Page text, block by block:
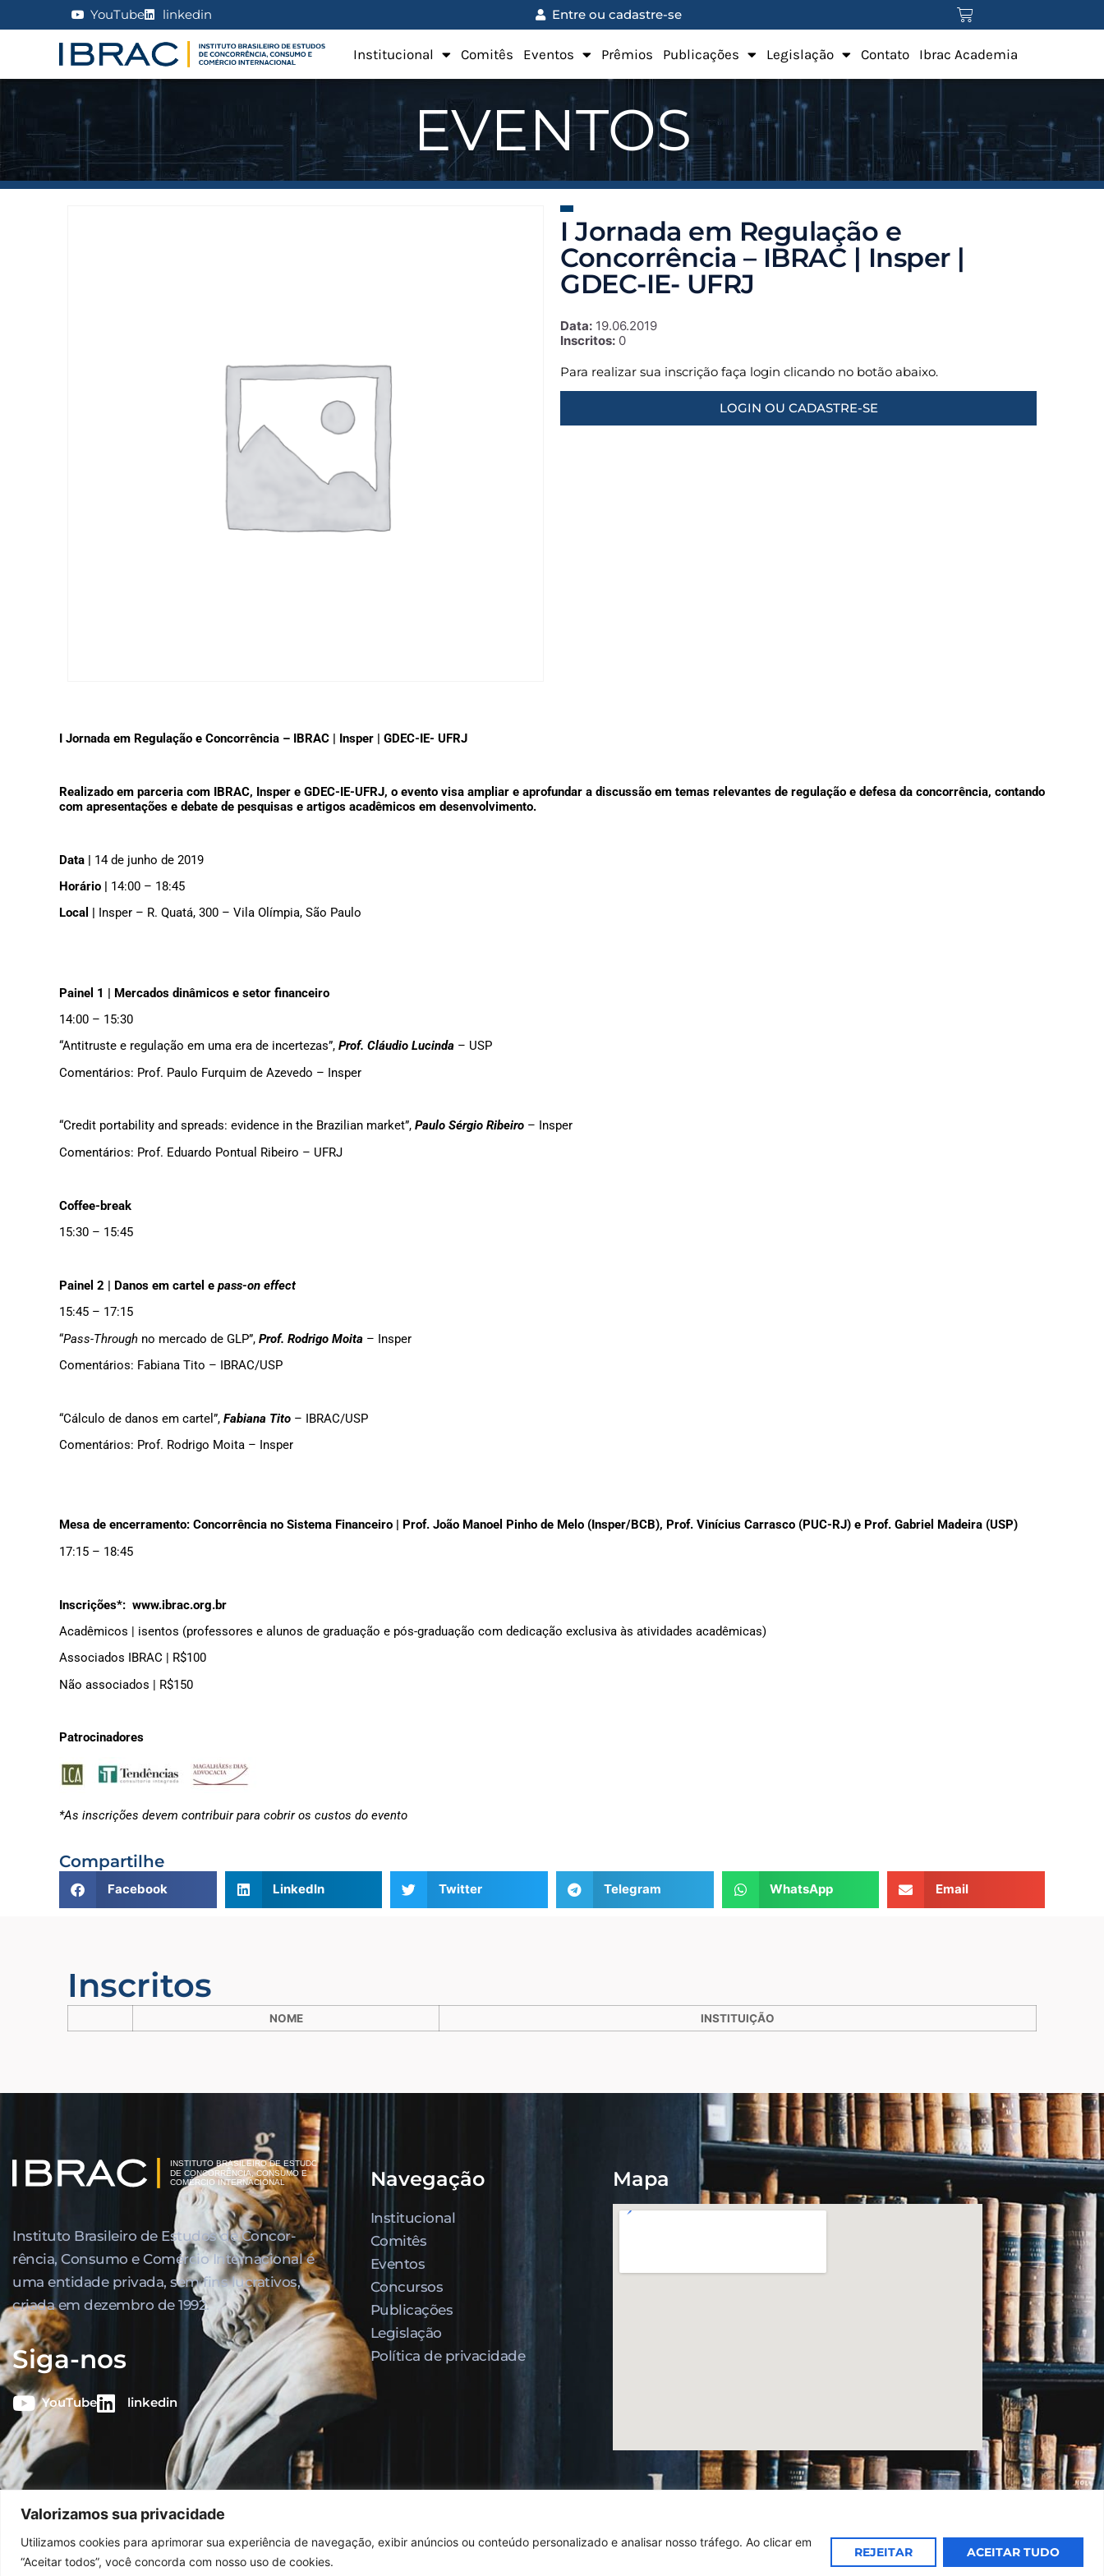
Valorizamos sua privacidade
Utilizamos cookies para aprimorar sua experiência de navegação, exibir anúncios ou conteúdo personalizado e analisar nosso tráfego. Ao clicar em
“Aceitar todos”, você concorda com nosso uso de cookies.
REJEITAR ACEITAR TUDO
YouTube linkedin Entre ou cadastre-se
Institucional Comitês Eventos Prêmios Publicações Legislação Contato Ibrac Academia
EVENTOS
I Jornada em Regulação e
Concorrência – IBRAC | Insper |
GDEC-IE- UFRJ
Data: 19.06.2019
Inscritos: 0
Para realizar sua inscrição faça login clicando no botão abaixo.
LOGIN OU CADASTRE-SE
I Jornada em Regulação e Concorrência – IBRAC | Insper | GDEC-IE- UFRJ
Realizado em parceria com IBRAC, Insper e GDEC-IE-UFRJ, o evento visa ampliar e aprofundar a discussão em temas relevantes de regulação e defesa da concorrência, contando
com apresentações e debate de pesquisas e artigos acadêmicos em desenvolvimento.
Data | 14 de junho de 2019
Horário | 14:00 – 18:45
Local |
Insper – R. Quatá, 300 – Vila Olímpia, São Paulo
Painel 1 | Mercados dinâmicos e setor financeiro
14:00 – 15:30
“Antitruste e regulação em uma era de incertezas”, Prof. Cláudio Lucinda – USP
Comentários: Prof. Paulo Furquim de Azevedo – Insper
“Credit portability and spreads: evidence in the Brazilian market”, Paulo Sérgio Ribeiro – Insper
Comentários: Prof. Eduardo Pontual Ribeiro – UFRJ
Coffee-break
15:30 – 15:45
Painel 2 | Danos em cartel e pass-on effect
15:45 – 17:15
“Pass-Through no mercado de GLP”, Prof. Rodrigo Moita – Insper
Comentários: Fabiana Tito – IBRAC/USP
“Cálculo de danos em cartel”, Fabiana Tito – IBRAC/USP
Comentários: Prof. Rodrigo Moita – Insper
Mesa de encerramento: Concorrência no Sistema Financeiro | Prof. João Manoel Pinho de Melo (Insper/BCB), Prof. Vinícius Carrasco (PUC-RJ) e Prof. Gabriel Madeira (USP)
17:15 – 18:45
Inscrições*: www.ibrac.org.br
Acadêmicos | isentos (professores e alunos de graduação e pós-graduação com dedicação exclusiva às atividades acadêmicas)
Associados IBRAC | R$100
Não associados | R$150
Patrocinadores
*As inscrições devem contribuir para cobrir os custos do evento
Compartilhe
Facebook LinkedIn Twitter Telegram WhatsApp Email
Inscritos
NOME INSTITUIÇÃO
Instituto Brasileiro de Estudos de Concor­
rência, Consumo e Comércio Internacional é
uma entidade privada, sem fins lucrativos,
criada em dezembro de 1992.
Siga-nos
YouTube linkedin
Navegação
Institucional
Comitês
Eventos
Concursos
Publicações
Legislação
Política de privacidade
Mapa